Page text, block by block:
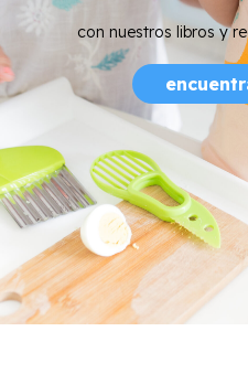
con nuestros libros y